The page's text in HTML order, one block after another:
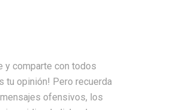
y comparte con todos
tu opinión! Pero recuerda
ofensivos, los